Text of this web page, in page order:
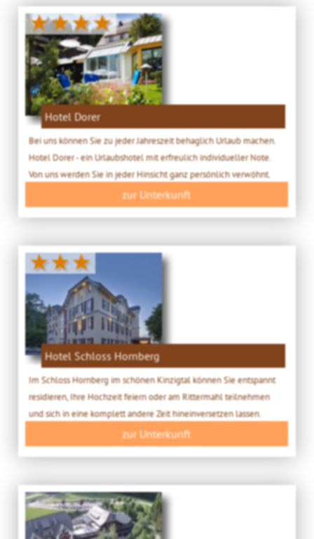
★★★★
Hotel Dorer
Bei uns können Sie zu jeder Jahreszeit behaglich Urlaub machen.
Hotel Dorer - ein Urlaubshotel mit erfreulich individueller Note.
Von uns werden Sie in jeder Hinsicht ganz persönlich verwöhnt.
zur Unterkunft
★★★
Hotel Schloss Hornberg
Im Schloss Hornberg im schönen Kinzigtal können Sie entspannt
residieren, Ihre Hochzeit feiern oder am Rittermahl teilnehmen
und sich in eine komplett andere Zeit hineinversetzen lassen.
zur Unterkunft